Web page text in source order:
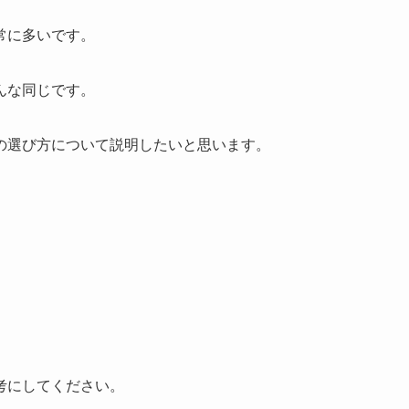
多いです。
同じです。
び方について説明したいと思います。
してください。